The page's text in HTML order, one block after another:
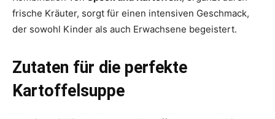
frische Kräuter, sorgt für einen intensiven Geschmack,
der sowohl Kinder als auch Erwachsene begeistert.
Zutaten für die perfekte
Kartoffelsuppe